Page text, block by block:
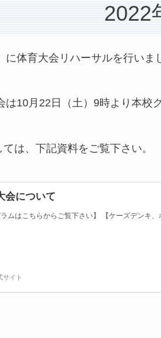
2022
に体育大会リハーサルを行いま
は10月22日（土）9時より本校
は、下記資料をご覧下さい。